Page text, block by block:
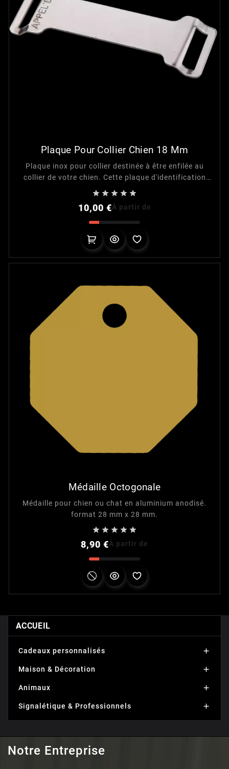
Plaque Pour Collier Chien 18 Mm
Plaque inox pour collier destinée à être enfilée au
collier de votre chien. Cette plaque d'identification
est adaptée pour une largeur de collier de 18 mm
    
10,00 €À partir de
Médaille Octogonale
Médaille pour chien ou chat en aluminium anodisé.
format 28 mm x 28 mm.
    
8,90 €À partir de
ACCUEIL
Cadeaux personnalisés 
Maison & Décoration 
Animaux 
Signalétique & Professionnels 
Notre Entreprise